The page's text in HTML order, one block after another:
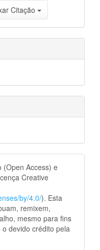
Citação
(Open Access) e
Creative
by/4.0/). Esta
remixem,
mesmo para fins
devido crédito pela